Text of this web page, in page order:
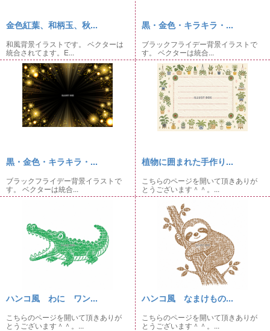
金色紅葉、和柄玉、秋...
和風背景イラストです。 ベクターは
統合されてます。E...
黒・金色・キラキラ・...
ブラックフライデー背景イラストで
す。 ベクターは統合...
黒・金色・キラキラ・...
ブラックフライデー背景イラストで
す。 ベクターは統合...
植物に囲まれた手作り...
こちらのページを開いて頂きありが
とうございます＾＾。...
ハンコ風 わに ワン...
こちらのページを開いて頂きありが
とうございます＾＾。...
ハンコ風 なまけもの...
こちらのページを開いて頂きありが
とうございます＾＾。...